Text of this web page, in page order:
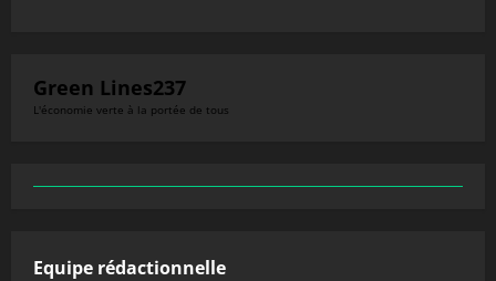
Green Lines237
L'économie verte à la portée de tous
Equipe rédactionnelle